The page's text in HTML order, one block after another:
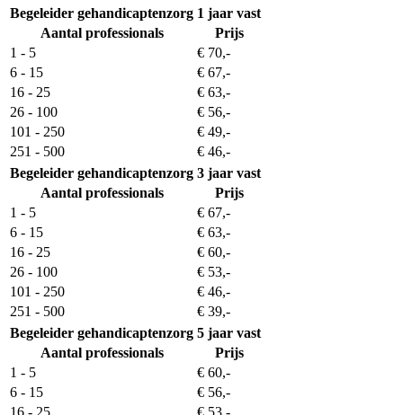
Begeleider gehandicaptenzorg 1 jaar vast
Aantal professionals
Prijs
1 - 5
€ 70,-
6 - 15
€ 67,-
16 - 25
€ 63,-
26 - 100
€ 56,-
101 - 250
€ 49,-
251 - 500
€ 46,-
Begeleider gehandicaptenzorg 3 jaar vast
Aantal professionals
Prijs
1 - 5
€ 67,-
6 - 15
€ 63,-
16 - 25
€ 60,-
26 - 100
€ 53,-
101 - 250
€ 46,-
251 - 500
€ 39,-
Begeleider gehandicaptenzorg 5 jaar vast
Aantal professionals
Prijs
1 - 5
€ 60,-
6 - 15
€ 56,-
16 - 25
€ 53,-